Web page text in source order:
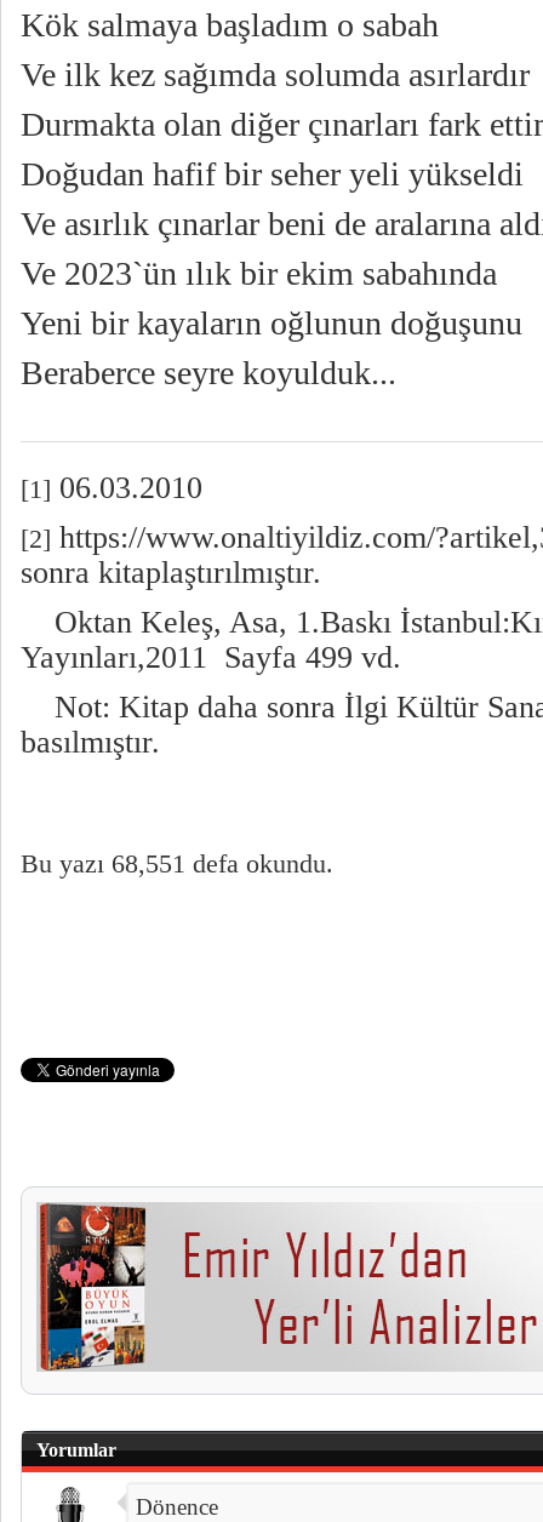
Kök salmaya başladım o sabah
Ve ilk kez sağımda solumda asırlardır
Durmakta olan diğer çınarları fark
Doğudan hafif bir seher yeli yükseldi
Ve asırlık çınarlar beni de aralarına
Ve 2023`ün ılık bir ekim sabahında
Yeni bir kayaların oğlunun doğuşunu
Beraberce seyre koyulduk...
[1] 06.03.2010
[2] https://www.onaltiyildiz.com/
sonra kitaplaştırılmıştır.
Oktan Keleş, Asa, 1.Baskı
Yayınları,2011 Sayfa 499 vd.
Not: Kitap daha sonra İlgi Kültür
basılmıştır.
Bu yazı 68,551 defa okundu.
Yorumlar
Dönence